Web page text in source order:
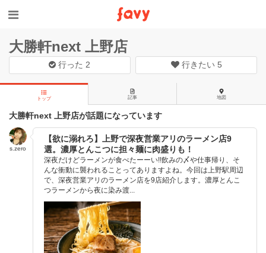
大勝軒next 上野店
行った 2 行きたい 5
トップ 記事 地図
大勝軒next 上野店が話題になっています
s.zero
【欲に溺れろ】上野で深夜営業アリのラーメン店9
選。濃厚とんこつに担々麺に肉盛りも！
深夜だけどラーメンが食べたーーい!!飲みの〆や仕事帰り、そ
んな衝動に襲われることってありますよね。今回は上野駅周辺
で、深夜営業アリのラーメン店を9店紹介します。濃厚とんこ
つラーメンから夜に染み渡...